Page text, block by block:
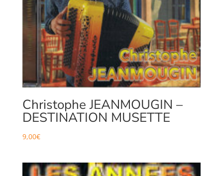
Christophe JEANMOUGIN –
DESTINATION MUSETTE
9,00€